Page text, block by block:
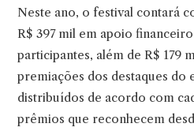
Neste ano, o festival contará
R$ 397 mil em apoio
participantes, além de R$ 179
premiações dos destaques do
distribuídos de acordo com
prêmios que reconhecem